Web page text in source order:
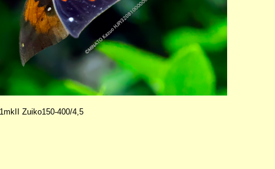
Zuiko150-400/4,5